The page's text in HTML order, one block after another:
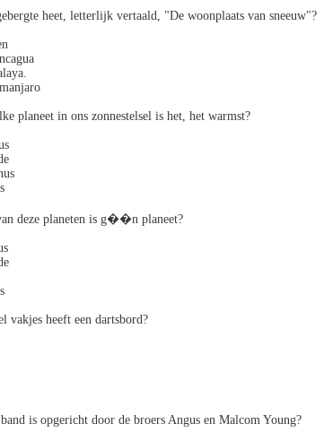
heet, letterlijk vertaald, "De woonplaats van sneeuw"?
planeet in ons zonnestelsel is het, het warmst?
deze planeten is g��n planeet?
vakjes heeft een dartsbord?
is opgericht door de broers Angus en Malcom Young?